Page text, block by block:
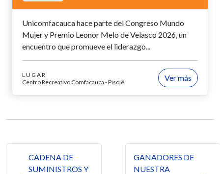
Unicomfacauca hace parte del Congreso Mundo
Mujer y Premio Leonor Melo de Velasco 2026, un
encuentro que promueve el liderazgo...
LUGAR
Centro Recreativo Comfacauca - Pisojé
Ver más
CADENA DE
SUMINISTROS Y
GANADORES DE
NUESTRA